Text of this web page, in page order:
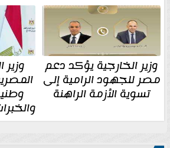
وزير الخارجية يؤكد دعم
مصر للجهود الرامية إلى
تسوية الأزمة الراهنة